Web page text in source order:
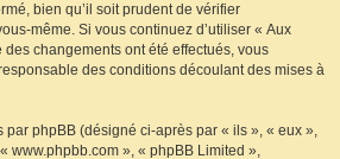
bien qu’il soit prudent de vérifier
même. Si vous continuez d’utiliser « Aux
changements ont été effectués, vous
des conditions découlant des mises à
par phpBB (désigné ci-après par « ils », « eux »,
www.phpbb.com », « phpBB Limited »,